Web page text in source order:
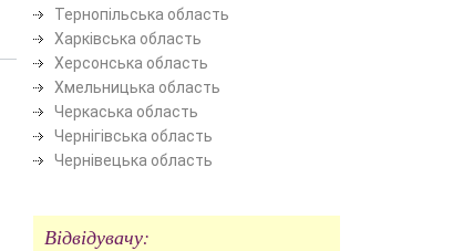
Тернопільська область
Харківська область
Херсонська область
Хмельницька область
Черкаська область
Чернігівська область
Чернівецька область
Відвідувачу: